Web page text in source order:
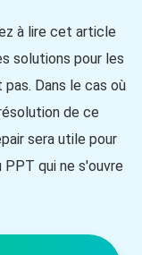
à lire cet article
solutions pour les
Dans le cas où
de ce
sera utile pour
qui ne s'ouvre